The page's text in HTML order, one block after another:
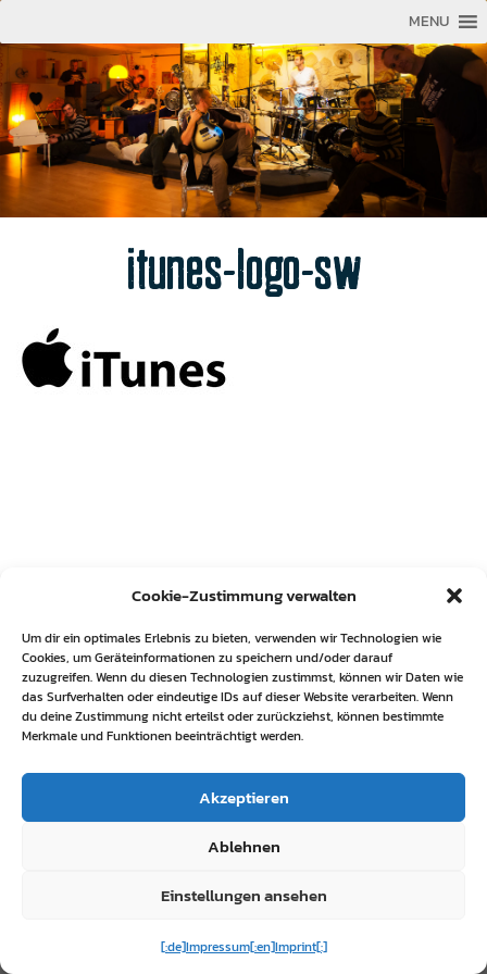
Cookie-Zustimmung verwalten
Um dir ein optimales Erlebnis zu bieten, verwenden wir Technologien wie
Cookies, um Geräteinformationen zu speichern und/oder darauf
zuzugreifen. Wenn du diesen Technologien zustimmst, können wir Daten wie
das Surfverhalten oder eindeutige IDs auf dieser Website verarbeiten. Wenn
du deine Zustimmung nicht erteilst oder zurückziehst, können bestimmte
Merkmale und Funktionen beeinträchtigt werden.
Akzeptieren
Ablehnen
Einstellungen ansehen
[:de]Impressum[:en]Imprint[:]
MENU
itunes-logo-sw